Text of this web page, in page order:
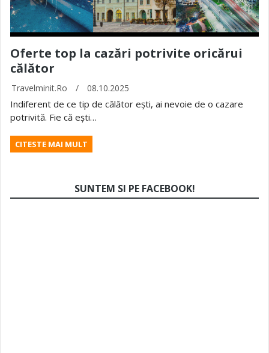
Oferte top la cazări potrivite oricărui
călător
Travelminit.ro / 08.10.2025
Indiferent de ce tip de călător ești, ai nevoie de o cazare
potrivită. Fie că ești…
CITESTE MAI MULT
SUNTEM SI PE FACEBOOK!